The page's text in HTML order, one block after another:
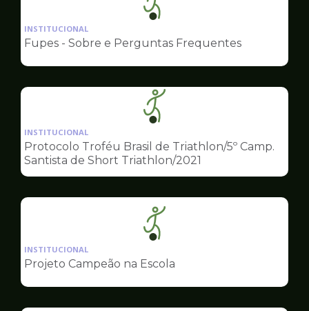
Ilustração
da
pagina
Esportes
INSTITUCIONAL
Fupes - Sobre e Perguntas Frequentes
Ilustração
da
pagina
de
Esportes
INSTITUCIONAL
Protocolo Troféu Brasil de Triathlon/5º Camp.
Santista de Short Triathlon/2021
Ilustração
da
pagina
Esportes
INSTITUCIONAL
Projeto Campeão na Escola